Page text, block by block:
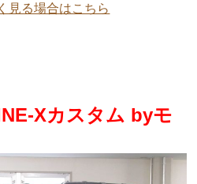
見る場合はこちら
Xカスタム byモ